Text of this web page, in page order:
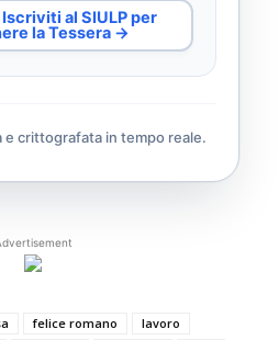
al SIULP per
la Tessera →
e crittografata in tempo reale.
felice romano lavoro